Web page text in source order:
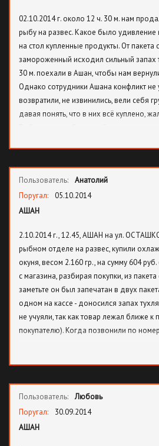
улыбнуться и т. д.» При этом
чувствует свою безнаказанность и
такого хамства у меня не было желания
подошла к столу обслуживания
1004 дежурному директору,
меня по телефону, но разобраться в
возможным. Я, многодетная мать,
еженедельно, стоимость моей
покупателю, со стороны Вашего
Ваших сотрудников Вы потеряли еще
жизнеобеспечения своей семьи,
доброжелательные по отношению к
Оставляю за собой право оставлять
02.10.2014 г. около 12 ч. 30 м. нам
рыбу на развес. Какое было
на стол купленные продукты. От пакета
замороженный исходил сильный запах
30 м. поехали в Ашан, чтобы нам
Однако сотрудники Ашана конфликт не
возвратили, не извинились, вели себя
давая понять, что в них всё куплено,
не торгуют. На пакет с рыбой даже не
реквизитами герметично упаковано. Т.
французам, то они нас травят. Байкот.
Пользователь:
Анатолий
Поругал:
05.10.2014
АШАН
2.10.2014 г., 12.45, АШАН на ул.
рыбном отделе на развес, купили
окуня, весом 2.160 гр., на сумму 604
с магазина, разбирая покупки, из
заметьте он был запечатан в двух
одном на кассе - доносился запах
не учуяли, так как товар лежал ближе к
покупателю). Когда позвонили по
но когда мы вместе с женой приехали
нам дали номер телефона
нагрубили и сказали, что у них никакого
при том, что запакованный пакет не
и чек имеется. Где же справедливость,
Пользователь:
Любовь
Поругал:
30.09.2014
АШАН